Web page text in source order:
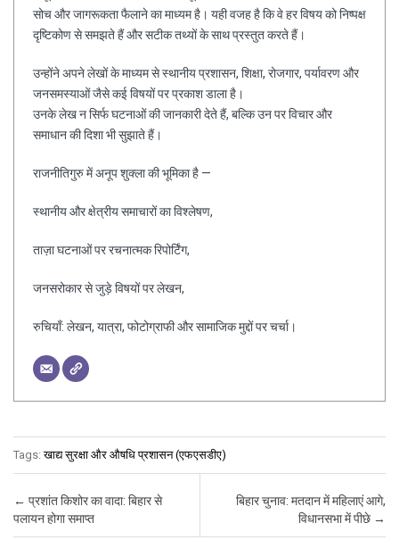
सोच और जागरूकता फैलाने का माध्यम है। यही वजह है कि वे हर विषय को निष्पक्ष
दृष्टिकोण से समझते हैं और सटीक तथ्यों के साथ प्रस्तुत करते हैं।
उन्होंने अपने लेखों के माध्यम से स्थानीय प्रशासन, शिक्षा, रोजगार, पर्यावरण और
जनसमस्याओं जैसे कई विषयों पर प्रकाश डाला है।
उनके लेख न सिर्फ घटनाओं की जानकारी देते हैं, बल्कि उन पर विचार और
समाधान की दिशा भी सुझाते हैं।
राजनीतिगुरु में अनूप शुक्ला की भूमिका है —
स्थानीय और क्षेत्रीय समाचारों का विश्लेषण,
ताज़ा घटनाओं पर रचनात्मक रिपोर्टिंग,
जनसरोकार से जुड़े विषयों पर लेखन,
रुचियाँ: लेखन, यात्रा, फोटोग्राफी और सामाजिक मुद्दों पर चर्चा।
Tags:खाद्य सुरक्षा और औषधि प्रशासन (एफएसडीए)
Post navigation
← प्रशांत किशोर का वादा: बिहार से
पलायन होगा समाप्त
बिहार चुनाव: मतदान में महिलाएं आगे,
विधानसभा में पीछे →